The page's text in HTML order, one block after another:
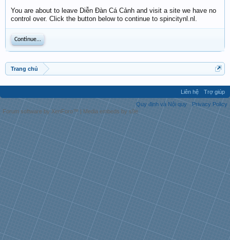
You are about to leave Diễn Đàn Cá Cảnh and visit a site we have no
control over. Click the button below to continue to spincitynl.nl.
Continue...
Trang chủ
Liên hệ
Trợ giúp
Quy định và Nội quy
Privacy Policy
Forum software by XenForo™ | Media embeds by s9e